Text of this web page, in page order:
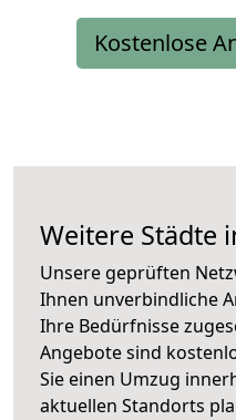
Kostenlose
Weitere Städte
Unsere geprüften
Ihnen unverbindliche
Ihre Bedürfnisse
Angebote sind
Sie einen Umzug
aktuellen Standorts